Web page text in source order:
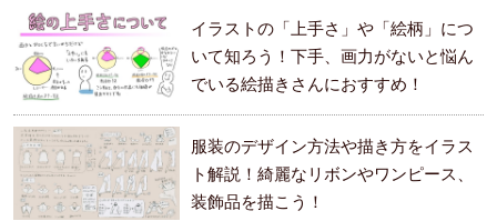
イラストの「上手さ」や「絵柄」につ
いて知ろう！下手、画力がないと悩ん
でいる絵描きさんにおすすめ！
服装のデザイン方法や描き方をイラス
ト解説！綺麗なリボンやワンピース、
装飾品を描こう！